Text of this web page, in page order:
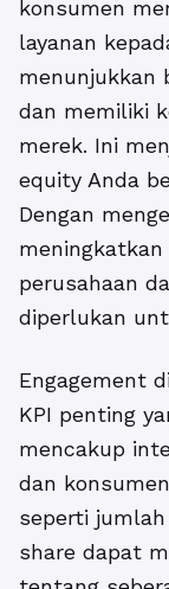
konsumen
layanan
menunjukkan
dan memiliki
merek. Ini
equity Anda
Dengan
perusahaan
diperlukan
Engagement
KPI penting
mencakup
dan
seperti
share dapat